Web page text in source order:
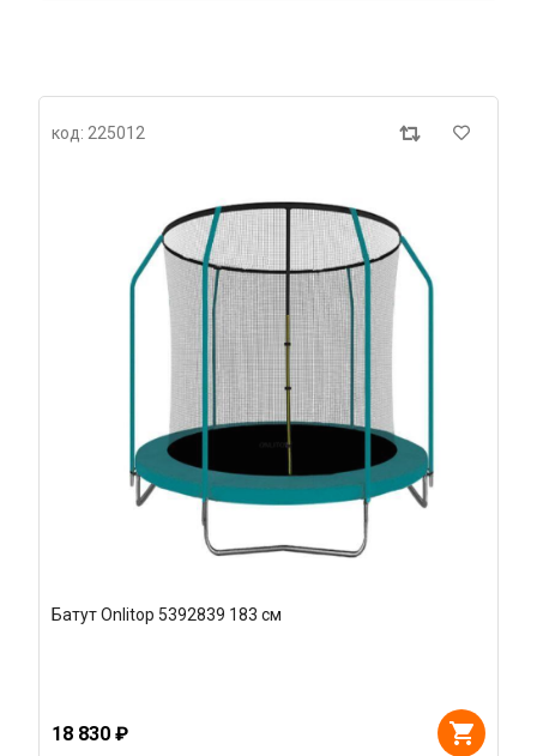
код: 225012
Батут Onlitop 5392839 183 см
18 830 ₽